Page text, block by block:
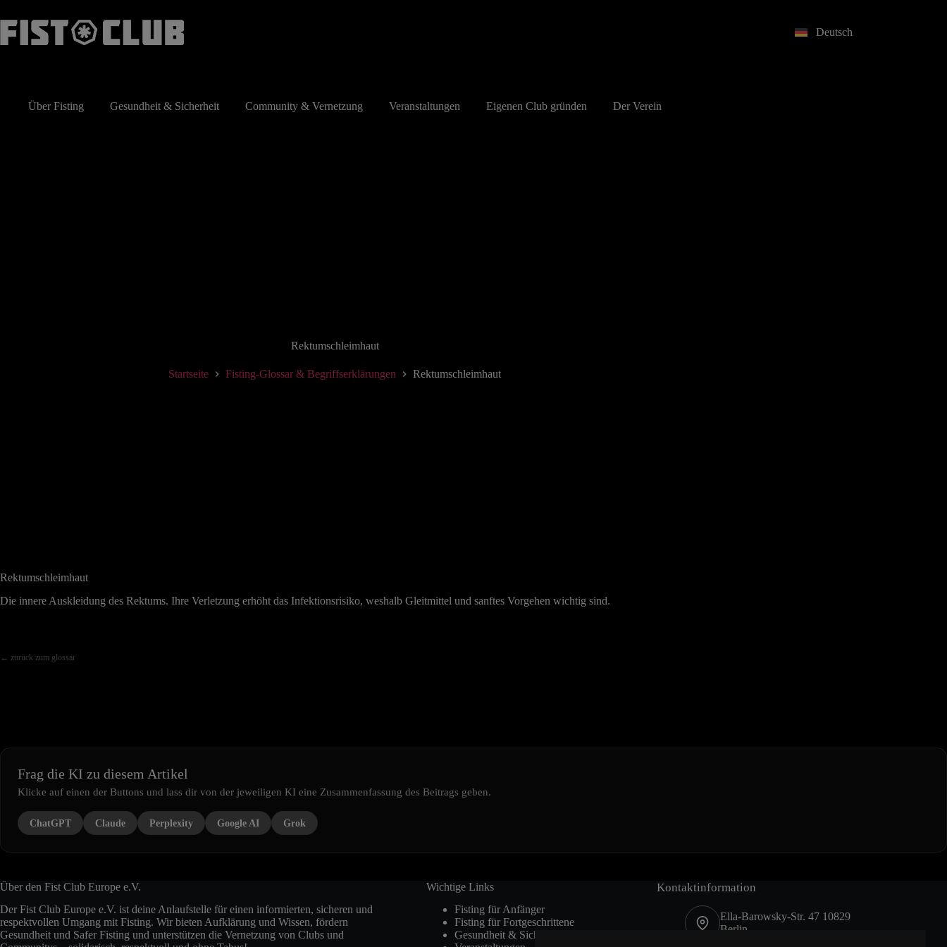
Inhalt
springen
Deutsch
Über Fisting Gesundheit & Sicherheit Community & Vernetzung Veranstaltungen Eigenen Club gründen Der Verein
Rektumschleimhaut
Startseite Fisting-Glossar & Begriffserklärungen Rektumschleimhaut
Rektumschleimhaut
Die innere Auskleidung des Rektums. Ihre Verletzung erhöht das Infektionsrisiko, weshalb Gleitmittel und sanftes Vorgehen wichtig sind.
← zurück zum glossar
Frag die KI zu diesem Artikel
Klicke auf einen der Buttons und lass dir von der jeweiligen KI eine Zusammenfassung des Beitrags geben.
ChatGPT Claude Perplexity Google AI Grok
Über den Fist Club Europe e.V.
Der Fist Club Europe e.V. ist deine Anlaufstelle für einen informierten, sicheren und
respektvollen Umgang mit Fisting. Wir bieten Aufklärung und Wissen, fördern
Gesundheit und Safer Fisting und unterstützen die Vernetzung von Clubs und
Wichtige Links
Fisting für Anfänger
Fisting für Fortgeschrittene
Gesundheit & Sicherheit
Kontaktinformation
Ella-Barowsky-Str. 47 10829
Berlin